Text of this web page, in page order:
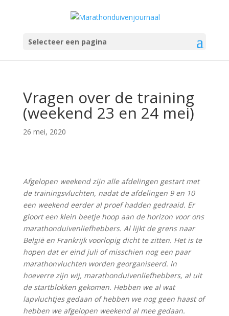
Selecteer een pagina
Vragen over de training
(weekend 23 en 24 mei)
26 mei, 2020
Afgelopen weekend zijn alle afdelingen gestart met
de trainingsvluchten, nadat de afdelingen 9 en 10
een weekend eerder al proef hadden gedraaid. Er
gloort een klein beetje hoop aan de horizon voor ons
marathonduivenliefhebbers. Al lijkt de grens naar
België en Frankrijk voorlopig dicht te zitten. Het is te
hopen dat er eind juli of misschien nog een paar
marathonvluchten worden georganiseerd. In
hoeverre zijn wij, marathonduivenliefhebbers, al uit
de startblokken gekomen. Hebben we al wat
lapvluchtjes gedaan of hebben we nog geen haast of
hebben we afgelopen weekend al mee gedaan.